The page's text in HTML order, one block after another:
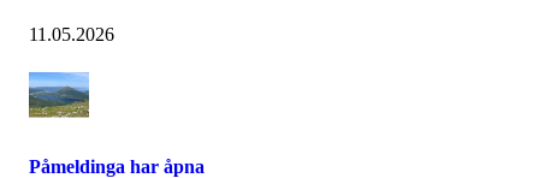
11.05.2026
Påmeldinga har åpna